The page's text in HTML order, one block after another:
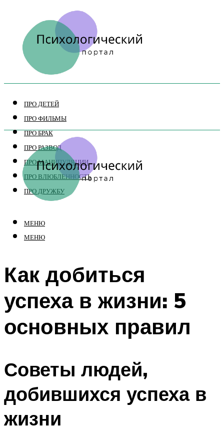
ПРО ДЕТЕЙ
ПРО ФИЛЬМЫ
ПРО БРАК
ПРО РАЗВОД
ПРО МАНИПУЛЯЦИИ
ПРО ВЛЮБЛЕННОСТЬ
ПРО ДРУЖБУ
МЕНЮ
МЕНЮ
Как добиться
успеха в жизни: 5
основных правил
Советы людей,
добившихся успеха в
жизни